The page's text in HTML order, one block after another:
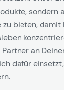
sondern
zu bieten, damit
an
dafür